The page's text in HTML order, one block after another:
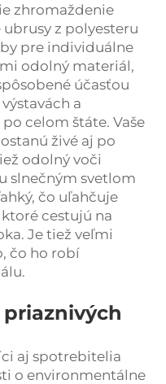
zhromaždenie
z polyesteru
pre individuálne
odolný materiál,
účasťou
a
celom štáte. Vaše
živé aj po
odolný voči
slnečným svetlom
čo uľahčuje
cestujú na
Je tiež veľmi
čo ho robí
aj spotrebitelia
o environmentálne